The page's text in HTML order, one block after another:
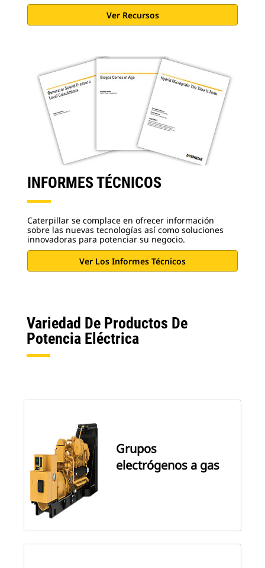
Ver Recursos
INFORMES TÉCNICOS
Caterpillar se complace en ofrecer información
sobre las nuevas tecnologías así como soluciones
innovadoras para potenciar su negocio.
Ver Los Informes Técnicos
Variedad De Productos De
Potencia Eléctrica
Grupos
electrógenos a gas